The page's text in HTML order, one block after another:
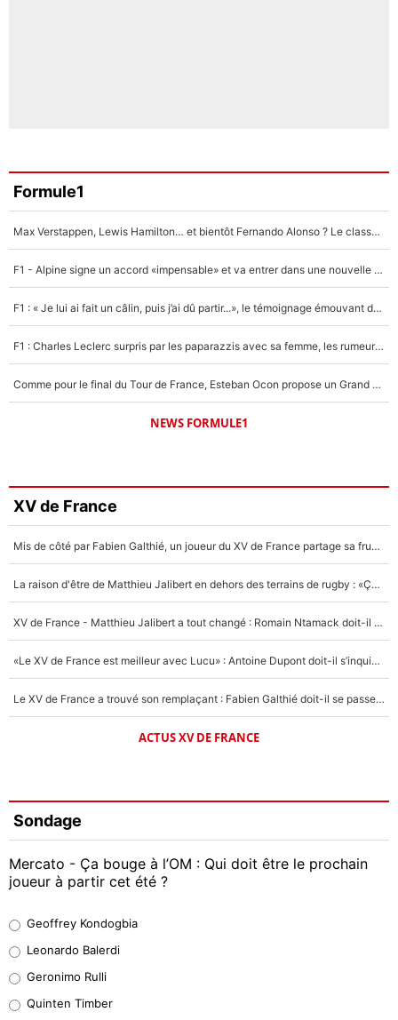
Formule1
Max Verstappen, Lewis Hamilton… et bientôt Fernando Alonso ? Le classement des pilotes les mieux payés en Formule 1 risque de changer !
F1 - Alpine signe un accord «impensable» et va entrer dans une nouvelle dimension : Grande nouvelle pour Pierre Gasly !
F1 : « Je lui ai fait un câlin, puis j’ai dû partir...», le témoignage émouvant de Max Verstappen sur sa fille
F1 : Charles Leclerc surpris par les paparazzis avec sa femme, les rumeurs étaient vraies !
Comme pour le final du Tour de France, Esteban Ocon propose un Grand Prix de Formule 1 à Paris : «Autour de l’Arc de Triomphe, ce serait génial» !
NEWS FORMULE1
XV de France
Mis de côté par Fabien Galthié, un joueur du XV de France partage sa frustration : «ils ne me l’ont pas dit tout de suite»
La raison d'être de Matthieu Jalibert en dehors des terrains de rugby : «Ça m'atteint autant que si tu touches à un membre de ma famille»
XV de France - Matthieu Jalibert a tout changé : Romain Ntamack doit-il s’inquiéter pour sa place à un an de la Coupe du monde ?
«Le XV de France est meilleur avec Lucu» : Antoine Dupont doit-il s’inquiéter pour sa place ?
Le XV de France a trouvé son remplaçant : Fabien Galthié doit-il se passer d'Antoine Dupont ?
ACTUS XV DE FRANCE
Sondage
Mercato - Ça bouge à l’OM : Qui doit être le prochain
joueur à partir cet été ?
38%
32%
Geoffrey Kondogbia
Leonardo Balerdi
Geronimo Rulli
Quinten Timber